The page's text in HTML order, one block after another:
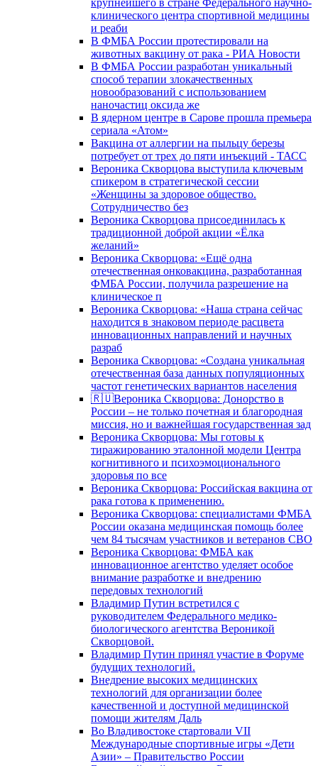
крупнейшего в стране Федерального научно-
клинического центра спортивной медицины
и реаби
В ФМБА России протестировали на
животных вакцину от рака - РИА Новости
В ФМБА России разработан уникальный
способ терапии злокачественных
новообразований с использованием
наночастиц оксида же
В ядерном центре в Сарове прошла премьера
сериала «Атом»
Вакцина от аллергии на пыльцу березы
потребует от трех до пяти инъекций - ТАСС
Вероника Скворцова выступила ключевым
спикером в стратегической сессии
«Женщины за здоровое общество.
Сотрудничество без
Вероника Скворцова присоединилась к
традиционной доброй акции «Ёлка
желаний»
Вероника Скворцова: «Ещё одна
отечественная онковакцина, разработанная
ФМБА России, получила разрешение на
клиническое п
Вероника Скворцова: «Наша страна сейчас
находится в знаковом периоде расцвета
инновационных направлений и научных
разраб
Вероника Скворцова: «Создана уникальная
отечественная база данных популяционных
частот генетических вариантов населения
🇷🇺Вероника Скворцова: Донорство в
России – не только почетная и благородная
миссия, но и важнейшая государственная зад
Вероника Скворцова: Мы готовы к
тиражированию эталонной модели Центра
когнитивного и психоэмоционального
здоровья по все
Вероника Скворцова: Российская вакцина от
рака готова к применению.
Вероника Скворцова: специалистами ФМБА
России оказана медицинская помощь более
чем 84 тысячам участников и ветеранов СВО
Вероника Скворцова: ФМБА как
инновационное агентство уделяет особое
внимание разработке и внедрению
передовых технологий
Владимир Путин встретился с
руководителем Федерального медико-
биологического агентства Вероникой
Скворцовой.
Владимир Путин принял участие в Форуме
будущих технологий.
Внедрение высоких медицинских
технологий для организации более
качественной и доступной медицинской
помощи жителям Даль
Во Владивостоке стартовали VII
Международные спортивные игры «Дети
Азии» – Правительство России